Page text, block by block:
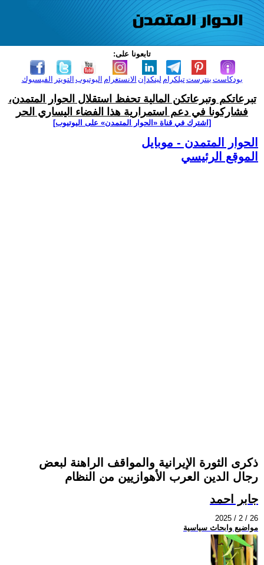
تابعونا على:
الفيسبوك التويتر اليوتيوب الانستغرام لينكدإن تيلكرامبنترست بودكاست
تبرعاتكم وتبرعاتكن المالية تحفظ استقلال الحوار المتمدن،
فشاركونا في دعم استمرارية هذا الفضاء اليساري الحر
[اشترك في قناة ‫«الحوار المتمدن» على اليوتيوب]
الحوار المتمدن - موبايل
الموقع الرئيسي
ذكرى الثورة الإيرانية والمواقف الراهنة لبعض
رجال الدين العرب الأهوازيين من النظام
جابر احمد
2025 / 2 / 26
مواضيع وابحاث سياسية